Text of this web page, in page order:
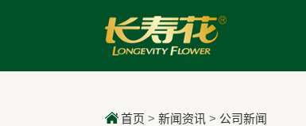
首页 > 新闻资讯 > 公司新闻